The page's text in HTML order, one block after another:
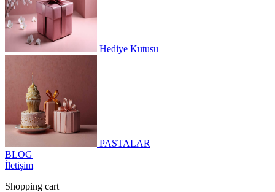
Hediye Kutusu
PASTALAR
BLOG
İletişim
Shopping cart